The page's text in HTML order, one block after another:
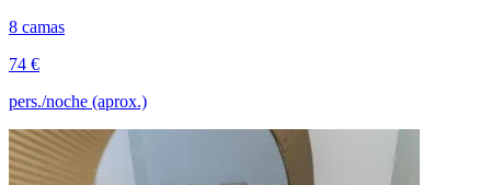
8 camas
74 €
pers./noche (aprox.)